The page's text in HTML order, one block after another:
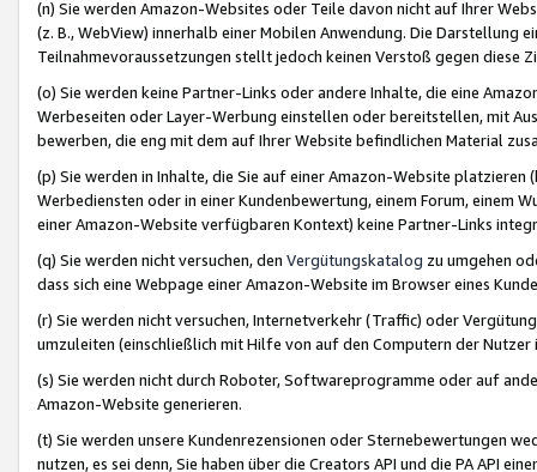
(n) Sie werden Amazon-Websites oder Teile davon nicht auf Ihrer
(z. B., WebView) innerhalb einer Mobilen Anwendung. Die Darstellung
Teilnahmevoraussetzungen stellt jedoch keinen Verstoß gegen diese
(o) Sie werden keine Partner-Links oder andere Inhalte, die eine
Werbeseiten oder Layer-Werbung einstellen oder bereitstellen, mit
bewerben, die eng mit dem auf Ihrer Website befindlichen Material
(p) Sie werden in Inhalte, die Sie auf einer Amazon-Website
Werbediensten oder in einer Kundenbewertung, einem Forum, einem
einer Amazon-Website verfügbaren Kontext) keine Partner-Links
(q) Sie werden nicht versuchen, den Vergütungskatalog zu umgehen
dass sich eine Webpage einer Amazon-Website im Browser eines
(r) Sie werden nicht versuchen, Internetverkehr (Traffic) oder
umzuleiten (einschließlich mit Hilfe von auf den Computern der
(s) Sie werden nicht durch Roboter, Softwareprogramme oder auf
Amazon-Website generieren.
(t) Sie werden unsere Kundenrezensionen oder Sternebewertungen
nutzen, es sei denn, Sie haben über die Creators API und die PA API